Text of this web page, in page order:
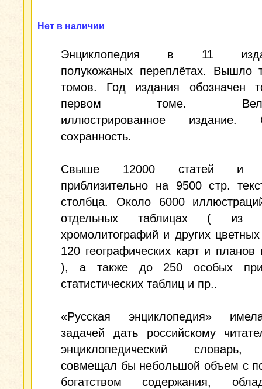
Нет в наличии
Энциклопедия в 11
полукожаных переплётах. Вышло
томов. Год издания обозначен
первом томе.
иллюстрированное издание.
сохранность.
Свыше 12000 статей и
приблизительно на 9500 стр.
столбца. Около 6000
отдельных таблицах ( из
хромолитографий и других
120 географических карт и планов
), а также до 250 особых
статистических таблиц и пр..
«Русская энциклопедия»
задачей дать российскому
энциклопедический словарь,
совмещал бы небольшой объем с
богатством содержания,